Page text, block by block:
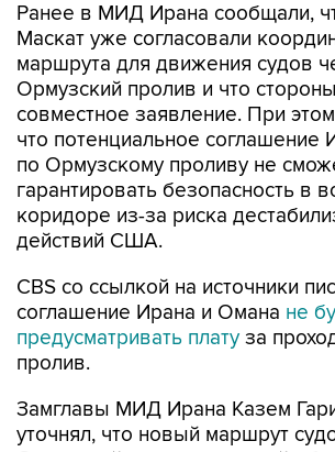
Ранее в МИД Ирана сообщали,
Маскат уже согласовали
маршрута для движения судов
Ормузский пролив и что
совместное заявление. При
что потенциальное соглашение
по Ормузскому проливу не
гарантировать безопасность в
коридоре из-за риска
действий США.
CBS со ссылкой на источники
соглашение Ирана и Омана не
предусматривать плату за
пролив.
Замглавы МИД Ирана Казем
уточнял, что новый маршрут